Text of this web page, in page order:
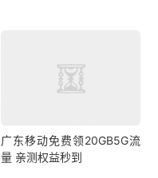
广东移动免费领20GB5G流
量 亲测权益秒到